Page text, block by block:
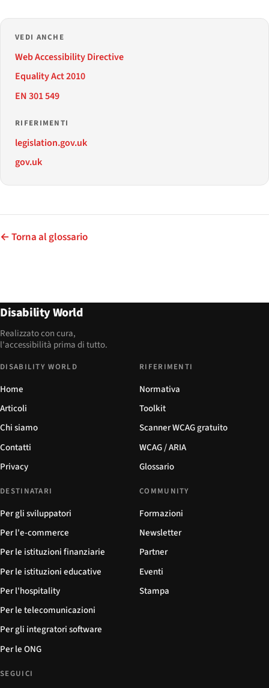
VEDI ANCHE
Web Accessibility Directive
Equality Act 2010
EN 301 549
RIFERIMENTI
legislation.gov.uk
gov.uk
← Torna al glossario
Disability World
Realizzato con cura,
l'accessibilità prima di tutto.
DISABILITY WORLD
Home
Articoli
Chi siamo
Contatti
Privacy
RIFERIMENTI
Normativa
Toolkit
Scanner WCAG gratuito
WCAG / ARIA
Glossario
DESTINATARI
Per gli sviluppatori
Per l'e-commerce
Per le istituzioni finanziarie
Per le istituzioni educative
Per l'hospitality
Per le telecomunicazioni
Per gli integratori software
Per le ONG
COMMUNITY
Formazioni
Newsletter
Partner
Eventi
Stampa
SEGUICI